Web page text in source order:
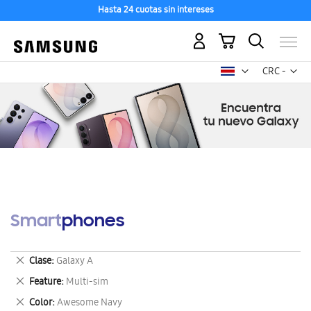
Hasta 24 cuotas sin intereses
CRC -
colón
Mi carrito
Smartphones
Clase Galaxy A
Eliminar
este
artículo
Feature Multi-sim
Eliminar
este
Color Awesome Navy
Eliminar